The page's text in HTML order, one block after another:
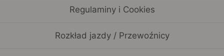
Regulaminy i Cookies
Rozkład jazdy / Przewoźnicy